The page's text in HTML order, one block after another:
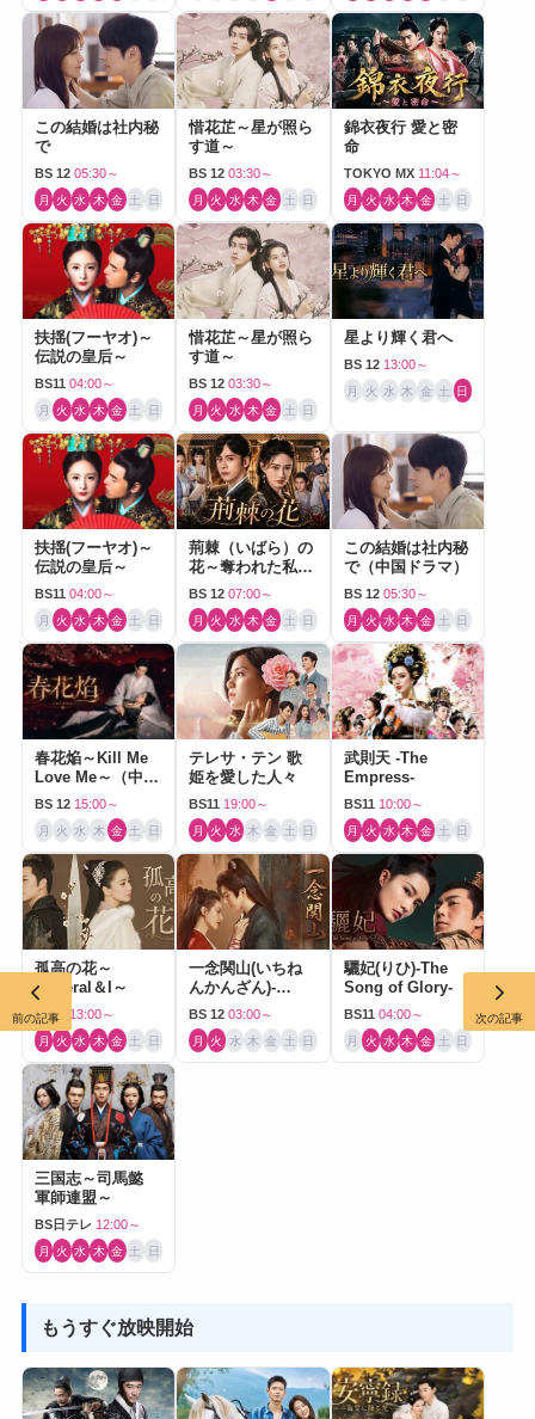
この結婚は社内秘
で
BS 12 05:30～
月 火 水 木 金 土 日
惜花芷～星が照ら
す道～
BS 12 03:30～
月 火 水 木 金 土 日
錦衣夜行 愛と密
命
TOKYO MX 11:04～
月 火 水 木 金 土 日
扶揺(フーヤオ)～
伝説の皇后～
BS11 04:00～
月 火 水 木 金 土 日
惜花芷～星が照ら
す道～
BS 12 03:30～
月 火 水 木 金 土 日
星より輝く君へ
BS 12 13:00～
月 火 水 木 金 土 日
扶揺(フーヤオ)～
伝説の皇后～
BS11 04:00～
月 火 水 木 金 土 日
荊棘（いばら）の
花～奪われた私～
（中国ドラマ）
BS 12 07:00～
月 火 水 木 金 土 日
この結婚は社内秘
で（中国ドラマ）
BS 12 05:30～
月 火 水 木 金 土 日
春花焔～Kill Me
Love Me～（中国
ドラマ）
BS 12 15:00～
月 火 水 木 金 土 日
テレサ・テン 歌
姫を愛した人々
BS11 19:00～
月 火 水 木 金 土 日
武則天 -The
Empress-
BS11 10:00～
月 火 水 木 金 土 日
孤高の花～
General＆I～
BS11 13:00～
月 火 水 木 金 土 日
一念関山(いちね
んかんざん)-
Journey to Love-
BS 12 03:00～
月 火 水 木 金 土 日
驪妃(りひ)-The
Song of Glory-
BS11 04:00～
月 火 水 木 金 土 日
三国志～司馬懿
軍師連盟～
BS日テレ 12:00～
月 火 水 木 金 土 日
もうすぐ放映開始
前の記事 次の記事